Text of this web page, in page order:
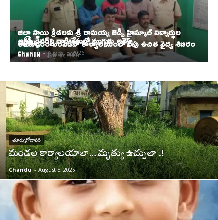
ఆర్టీసీ డ్రైవర్‌పై దాడి కేసులో ముగ్గురు అరెస్ట్
Chandu - August 3, 2026
జిల్లా స్థాయి క్రీడలకు శ్రీ రామయ్య జెడ్పీ హైస్కూల్ విద్యార్థుల
ఎంపిక
Chandu - July 31, 2026
రాయవరం ఎంపీడీవో కార్యాలయంలో రేపు ఉచిత వైద్య శిబిరం
Chandu - July 30, 2026
తూర్పుగోదావరి
మండల కార్యాలయాలా… మృత్యు ఉచ్చులా .!
Chandu - August 5, 2026